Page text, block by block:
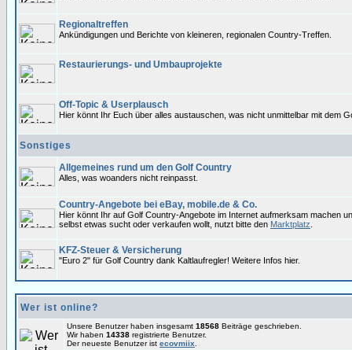
Regionaltreffen
Ankündigungen und Berichte von kleineren, regionalen Country-Treffen.
Restaurierungs- und Umbauprojekte
Off-Topic & Userplausch
Hier könnt Ihr Euch über alles austauschen, was nicht unmittelbar mit dem
Sonstiges
Allgemeines rund um den Golf Country
Alles, was woanders nicht reinpasst.
Country-Angebote bei eBay, mobile.de & Co.
Hier könnt Ihr auf Golf Country-Angebote im Internet aufmerksam machen
selbst etwas sucht oder verkaufen wollt, nutzt bitte den Marktplatz
KFZ-Steuer & Versicherung
"Euro 2" für Golf Country dank Kaltlaufregler! Weitere Infos hier.
Wer ist online?
Unsere Benutzer haben insgesamt 18568 Beiträge geschrieben.
Wir haben 14338 registrierte Benutzer.
Der neueste Benutzer ist ecovmiix